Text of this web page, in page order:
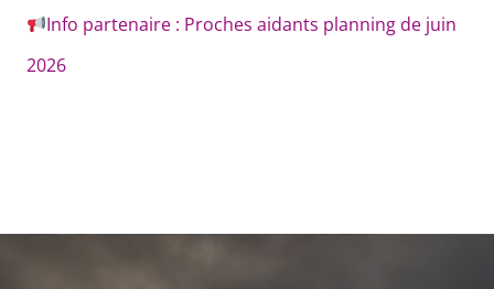
Info partenaire : Proches aidants planning de juin
2026